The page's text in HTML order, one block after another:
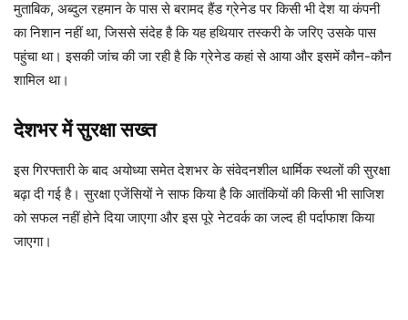
मुताबिक, अब्दुल रहमान के पास से बरामद हैंड ग्रेनेड पर किसी भी देश या कंपनी
का निशान नहीं था, जिससे संदेह है कि यह हथियार तस्करी के जरिए उसके पास
पहुंचा था। इसकी जांच की जा रही है कि ग्रेनेड कहां से आया और इसमें कौन-कौन
शामिल था।
देशभर में सुरक्षा सख्त
इस गिरफ्तारी के बाद अयोध्या समेत देशभर के संवेदनशील धार्मिक स्थलों की सुरक्षा
बढ़ा दी गई है। सुरक्षा एजेंसियों ने साफ किया है कि आतंकियों की किसी भी साजिश
को सफल नहीं होने दिया जाएगा और इस पूरे नेटवर्क का जल्द ही पर्दाफाश किया
जाएगा।